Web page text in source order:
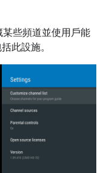
些頻道並使用戶能
此設施。